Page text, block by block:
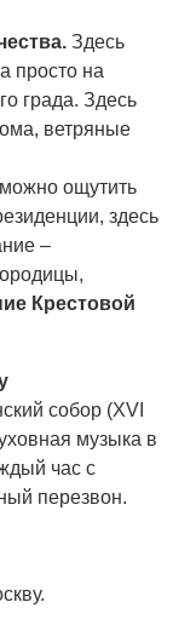
Здесь
просто на
града. Здесь
ветряные
ощутить
здесь
–
Крестовой
собор (XVI
музыка в
час с
перезвон.